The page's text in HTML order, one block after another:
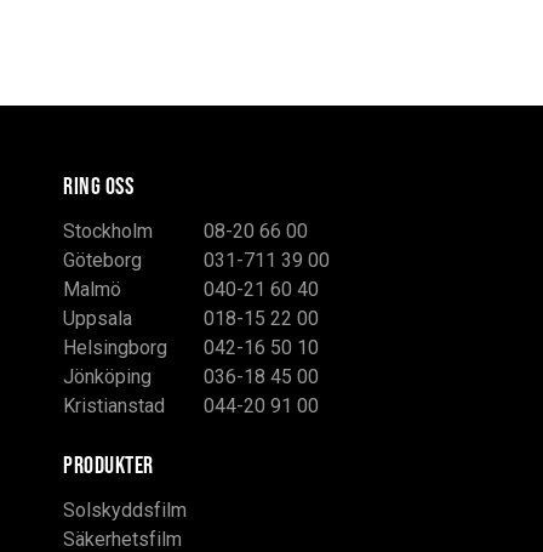
RING OSS
Stockholm
08-20 66 00
Göteborg
031-711 39 00
Malmö
040-21 60 40
Uppsala
018-15 22 00
Helsingborg
042-16 50 10
Jönköping
036-18 45 00
Kristianstad
044-20 91 00
PRODUKTER
Solskyddsfilm
Säkerhetsfilm